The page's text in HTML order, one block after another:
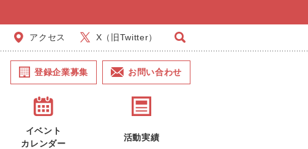
アクセス X（旧Twitter）
登録企業募集 お問い合わせ
イベント
カレンダー
活動実績